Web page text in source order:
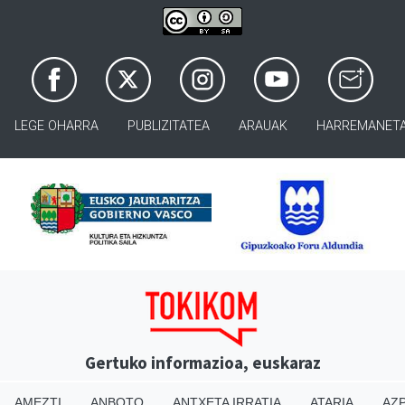
LEGE OHARRA PUBLIZITATEA ARAUAK
Gertuko informazioa, euskaraz
AMEZTI ANBOTO ANTXETA IRRATIA ATARIA